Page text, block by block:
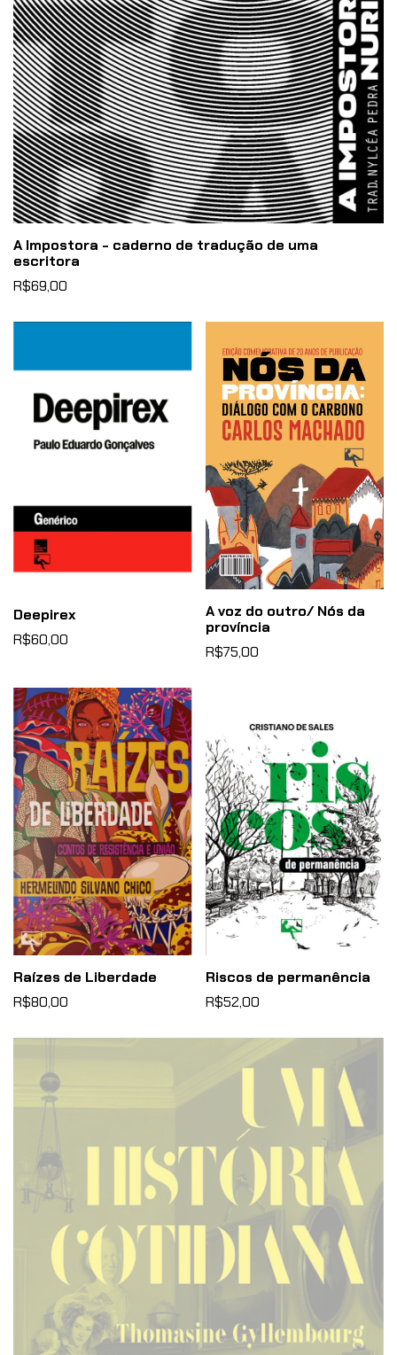
A Impostora - caderno de tradução de uma
escritora
R$69,00
Deepirex
R$60,00
A voz do outro/ Nós da
província
R$75,00
Raízes de Liberdade
R$80,00
Riscos de permanência
R$52,00